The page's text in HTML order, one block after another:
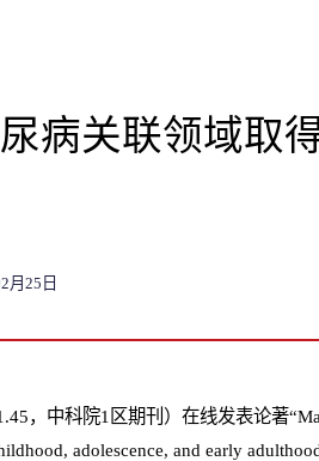
病关联领域取
月25日
，中科院1区期刊）在线发表论著
adolescence, and early